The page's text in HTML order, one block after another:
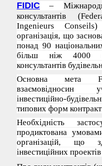
FIDIC –
консультантів
Ingenieurs
організація, що
понад 90
більш ніж 4000
консультантів
Основна мета
взаємовідносин
інвестиційно-
типових форм
Необхідність
продиктована
організацій, що
інвестиційних